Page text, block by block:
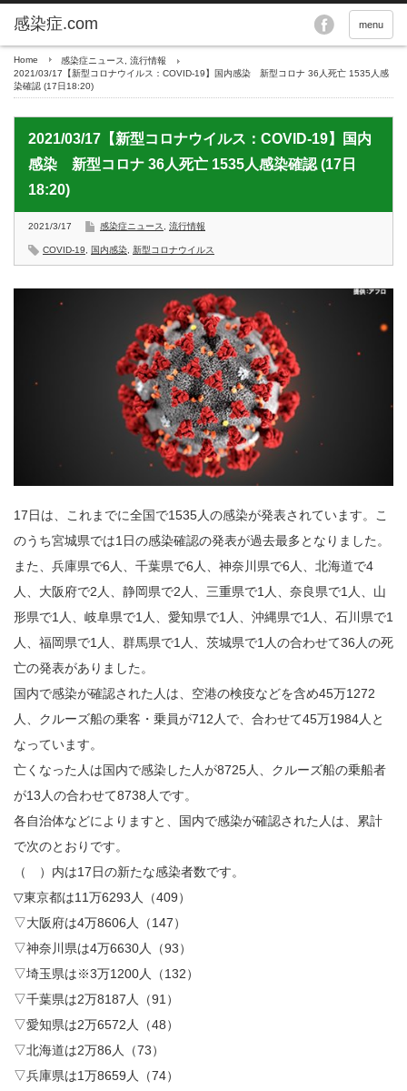
menu
Home 感染症ニュース
流行情報
2021/03/17【新型コロナウイルス：COVID-19】国内感染 新型コロナ 36人死亡 1535人感
染確認 (17日18:20)
2021/03/17【新型コロナウイルス：COVID-19】国内
感染 新型コロナ 36人死亡 1535人感染確認 (17日
18:20)
2021/3/17 感染症ニュース 流行情報
COVID-19 国内感染 新型コロナウイルス
17日は、これまでに全国で1535人の感染が発表されています。こ
のうち宮城県では1日の感染確認の発表が過去最多となりました。
また、兵庫県で6人、千葉県で6人、神奈川県で6人、北海道で4
人、大阪府で2人、静岡県で2人、三重県で1人、奈良県で1人、山
形県で1人、岐阜県で1人、愛知県で1人、沖縄県で1人、石川県で1
人、福岡県で1人、群馬県で1人、茨城県で1人の合わせて36人の死
亡の発表がありました。
国内で感染が確認された人は、空港の検疫などを含め45万1272
人、クルーズ船の乗客・乗員が712人で、合わせて45万1984人と
なっています。
亡くなった人は国内で感染した人が8725人、クルーズ船の乗船者
が13人の合わせて8738人です。
各自治体などによりますと、国内で感染が確認された人は、累計
で次のとおりです。
（ ）内は17日の新たな感染者数です。
▽東京都は11万6293人（409）
▽大阪府は4万8606人（147）
▽神奈川県は4万6630人（93）
▽埼玉県は※3万1200人（132）
▽千葉県は2万8187人（91）
▽愛知県は2万6572人（48）
▽北海道は2万86人（73）
▽兵庫県は1万8659人（74）